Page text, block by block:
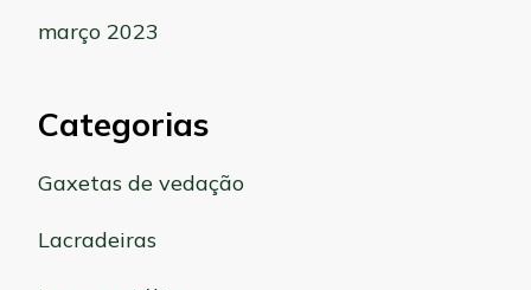
março 2023
Categorias
Gaxetas de vedação
Lacradeiras